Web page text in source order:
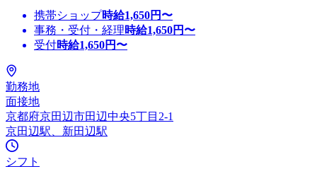
携帯ショップ時給1,650円〜
事務・受付・経理時給1,650円〜
受付時給1,650円〜
勤務地
面接地
京都府京田辺市田辺中央5丁目2-1
京田辺駅、新田辺駅
シフト